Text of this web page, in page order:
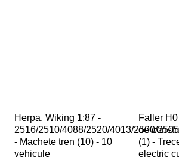
Herpa, Wiking 1:87 -
2516/2510/4088/2520/4013/2500/
- Machete tren (10) - 10
vehicule
Faller
de
(1) -
electric